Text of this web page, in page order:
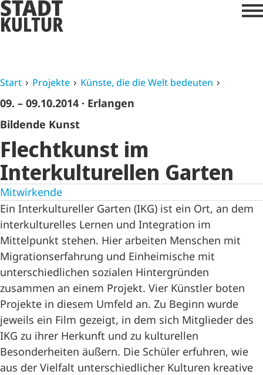
Start Projekte Künste, die die Welt bedeuten
09. – 09.10.2014 · Erlangen
Bildende Kunst
Flechtkunst im
Interkulturellen Garten
Mitwirkende
Ein Interkultureller Garten (IKG) ist ein Ort, an dem
interkulturelles Lernen und Integration im
Mittelpunkt stehen. Hier arbeiten Menschen mit
Migrationserfahrung und Einheimische mit
unterschiedlichen sozialen Hintergründen
zusammen an einem Projekt. Vier Künstler boten
Projekte in diesem Umfeld an. Zu Beginn wurde
jeweils ein Film gezeigt, in dem sich Mitglieder des
IKG zu ihrer Herkunft und zu kulturellen
Besonderheiten äußern. Die Schüler erfuhren, wie
aus der Vielfalt unterschiedlicher Kulturen kreative